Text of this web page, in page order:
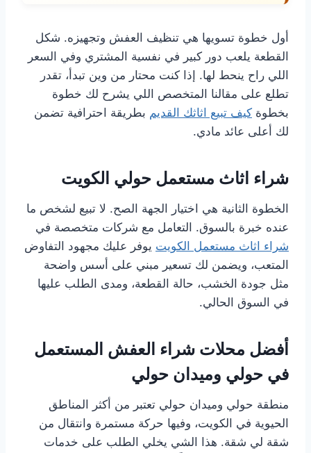
أول خطوة تسويها هي تنظيف العفش وتجهيزه. شكل
القطعة يلعب دور كبير في نفسية المشتري وفي السعر
اللي راح ينحط لها. إذا كنت محتار من وين تبدأ، تقدر
تطلع على مقالنا المتخصص اللي يشرح لك خطوة
بخطوة كيف تبيع اثاثك القديم بطريقة احترافية تضمن
لك أعلى عائد مادي.
شراء اثاث مستعمل حولي الكويت
الخطوة الثانية هي اختيار الجهة الصح. لا تبيع لشخص ما
عنده خبرة بالسوق. التعامل مع شركات متخصصة في
شراء اثاث مستعمل الكويت يوفر عليك مجهود التفاوض
المتعب، ويضمن لك تسعير مبني على أسس واضحة
مثل جودة الخشب، حالة القطعة، ومدى الطلب عليها
في السوق الحالي.
أفضل محلات شراء العفش المستعمل
في حولي وميدان حولي
منطقة حولي وميدان حولي تعتبر من أكثر المناطق
الحيوية في الكويت، وفيها حركة مستمرة وانتقال من
شقة لي شقة. هذا الشي يخلي الطلب على خدمات